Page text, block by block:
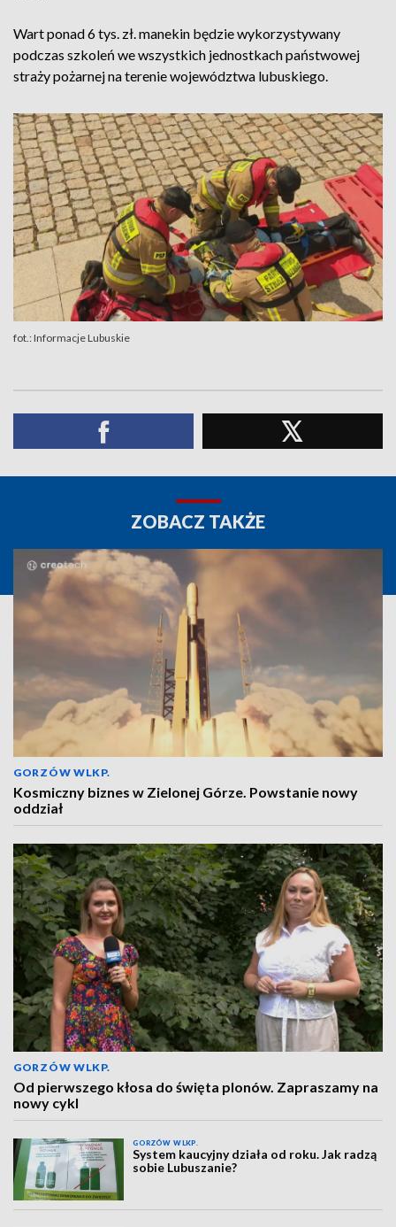
Wart ponad 6 tys. zł. manekin będzie wykorzystywany
podczas szkoleń we wszystkich jednostkach państwowej
straży pożarnej na terenie województwa lubuskiego.
fot.: Informacje Lubuskie
ZOBACZ TAKŻE
GORZÓW WLKP.
Kosmiczny biznes w Zielonej Górze. Powstanie nowy
oddział
GORZÓW WLKP.
Od pierwszego kłosa do święta plonów. Zapraszamy na
nowy cykl
GORZÓW WLKP.
System kaucyjny działa od roku. Jak radzą
sobie Lubuszanie?